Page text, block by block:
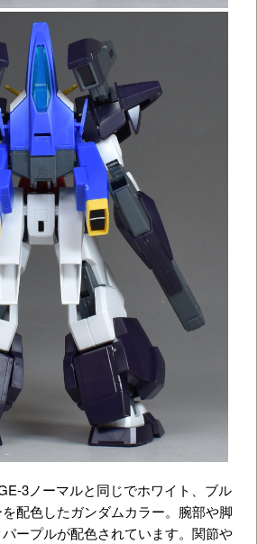
3ノーマルと同じでホワイト、ブル
配色したガンダムカラー。腕部や脚
ープルが配色されています。関節や